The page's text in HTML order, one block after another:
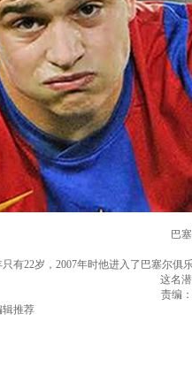
巴
有22岁，2007年时他进入了巴塞尔
这名
责编
辑推荐